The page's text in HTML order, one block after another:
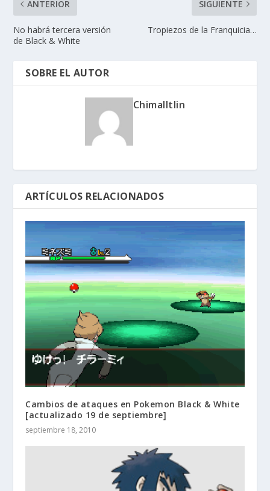
ANTERIOR
No habrá tercera versión
de Black & White
SIGUIENTE
Tropiezos de la Franquicia…
SOBRE EL AUTOR
Chimalltlin
ARTÍCULOS RELACIONADOS
Cambios de ataques en Pokemon Black & White
[actualizado 19 de septiembre]
septiembre 18, 2010